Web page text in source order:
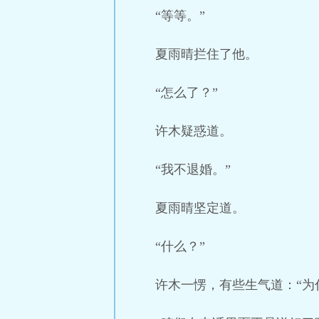
“等等。”
夏雨晴拦住了他。
“怎么了？”
许木疑惑道。
“我不退婚。”
夏雨晴坚定道。
“什么？”
许木一愣，有些生气道：“为